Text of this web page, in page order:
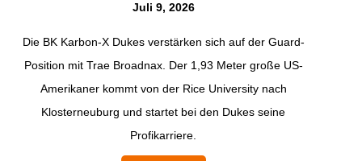
Juli 9, 2026
Die BK Karbon-X Dukes verstärken sich auf der Guard-
Position mit Trae Broadnax. Der 1,93 Meter große US-
Amerikaner kommt von der Rice University nach
Klosterneuburg und startet bei den Dukes seine
Profikarriere.